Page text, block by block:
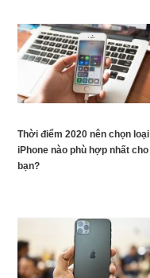
Thời điểm 2020 nên chọn loại
iPhone nào phù hợp nhất cho
bạn?